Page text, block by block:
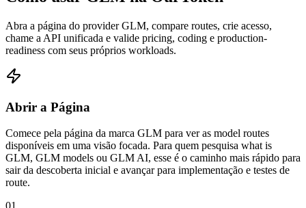
Abra a página do provider GLM, compare routes, crie acesso,
chame a API unificada e valide pricing, coding e production-
readiness com seus próprios workloads.
Abrir a Página
Comece pela página da marca GLM para ver as model routes
disponíveis em uma visão focada. Para quem pesquisa what is
GLM, GLM models ou GLM AI, esse é o caminho mais rápido para
sair da descoberta inicial e avançar para implementação e testes de
route.